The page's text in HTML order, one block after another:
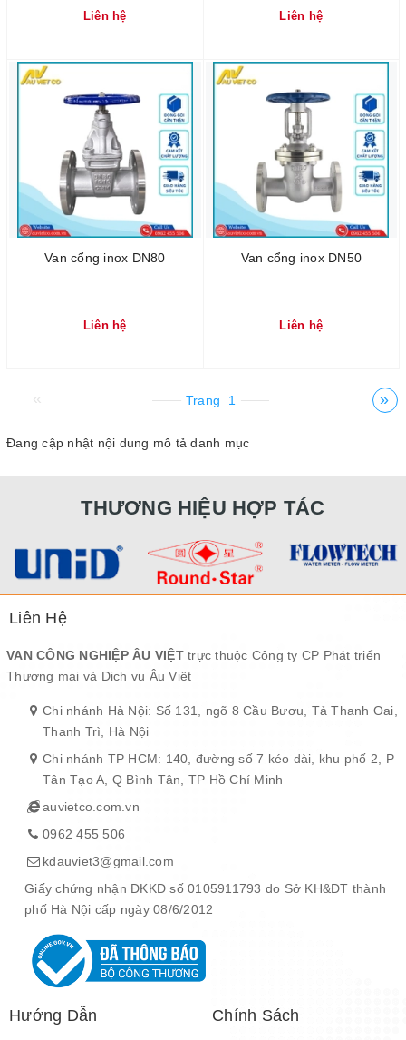
Liên hệ Liên hệ
Van cổng inox DN80
Liên hệ
Van cổng inox DN50
Liên hệ
« Trang 1 »
Đang cập nhật nội dung mô tả danh mục
THƯƠNG HIỆU HỢP TÁC
Liên Hệ
VAN CÔNG NGHIỆP ÂU VIỆTtrực thuộc Công ty CP Phát triển
Thương mại và Dịch vụ Âu Việt
Chi nhánh Hà Nội: Số 131, ngõ 8 Cầu Bươu, Tả Thanh Oai,
Thanh Trì, Hà Nội
Chi nhánh TP HCM: 140, đường số 7 kéo dài, khu phố 2, P
Tân Tạo A, Q Bình Tân, TP Hồ Chí Minh
auvietco.com.vn
0962 455 506
kdauviet3@gmail.com
Giấy chứng nhận ĐKKD số 0105911793 do Sở KH&ĐT thành
phố Hà Nội cấp ngày 08/6/2012
Hướng Dẫn Chính Sách